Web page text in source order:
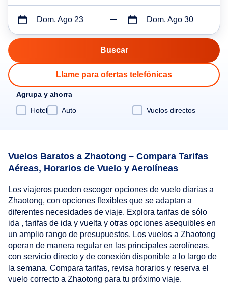
Dom, Ago 23 Dom, Ago 30
Llame para ofertas telefónicas
Agrupa y ahorra
Hotel
Auto Vuelos directos
Vuelos Baratos a Zhaotong – Compara Tarifas
Aéreas, Horarios de Vuelo y Aerolíneas
Los viajeros pueden escoger opciones de vuelo diarias a
Zhaotong, con opciones flexibles que se adaptan a
diferentes necesidades de viaje. Explora tarifas de sólo
ida , tarifas de ida y vuelta y otras opciones asequibles en
un amplio rango de presupuestos. Los vuelos a Zhaotong
operan de manera regular en las principales aerolíneas,
con servicio directo y de conexión disponible a lo largo de
la semana. Compara tarifas, revisa horarios y reserva el
vuelo correcto a Zhaotong para tu próximo viaje.